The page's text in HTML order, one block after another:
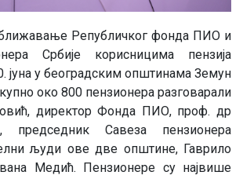
Републичког фонда ПИО и
Србије корисницима пензија
јуна у београдским општинама Земун
око 800 пензионера разговарали
директор Фонда ПИО, проф. др
председник Савеза пензионера
људи ове две општине, Гаврило
Медић. Пензионере су највише